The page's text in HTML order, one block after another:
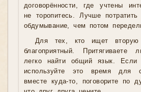
договорённости, где учтены
не торопитесь. Лучше
обдумывание, чем потом
Для тех, кто ищет вторую
благоприятный.
легко найти общий язык.
используйте это время для
вместе куда-то, поговорите по